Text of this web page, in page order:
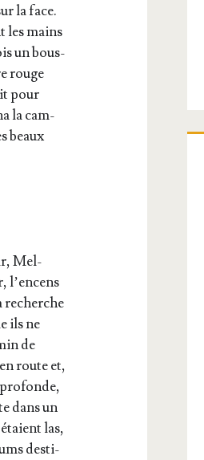
la face.
les mains
un bous­
rouge
pour
la cam­
beaux
Mel­
l’en­cens
recherche
ils ne
de
route et,
dans un
las,
des­ti­